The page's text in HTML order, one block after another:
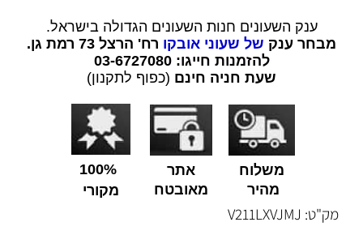
ענק השעונים חנות השעונים הגדולה בישראל.
מבחר ענק של שעוני אובקורח' הרצל 73 רמת גן.
להזמנות חייגו: 03-6727080
שעת חניה חינם(כפוף לתקנון)
משלוח
מהיר
אתר
מאובטח
100%
מקורי
מק"ט: V211LXVJMJ